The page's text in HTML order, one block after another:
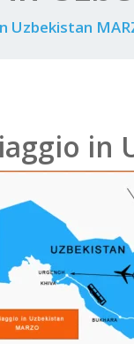
Uzbekistan
in